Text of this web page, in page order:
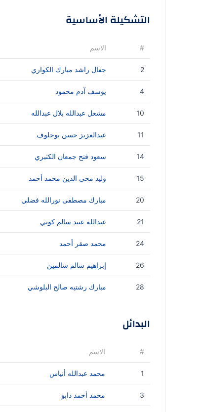
التشكيلة الأساسية
# الاسم
2 جفال راشد مبارك الكواري
4 يوسف آدم محمود
10 مشعل عبدالله بلال عبدالله
11 عبدالعزيز حسن بوجلوف
14 سعود فتح جمعان الكثيري
15 وليد محي الدين محمد أحمد
20 مبارك مصطفى نورالله فضلي
21 عبدالله عبيد سالم كوني
24 محمد صقر أحمد
26 إبراهيم سالم سالمين
28 مبارك رشتيه صالح البلوشي
البدائل
# الاسم
1 محمد عبدالله أنياس
3 محمد أحمد دابو